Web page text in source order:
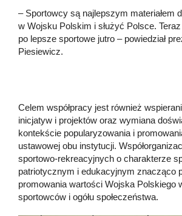
– Sportowcy są najlepszym materiałem
w Wojsku Polskim i służyć Polsce.
po lepsze sportowe jutro – powiedział
Piesiewicz.
Celem współpracy jest również
inicjatyw i projektów oraz wymiana
kontekście popularyzowania i
ustawowej obu instytucji.
sportowo-rekreacyjnych o charakterze
patriotycznym i edukacyjnym znacząco
promowania wartości Wojska Polskiego
sportowców i ogółu społeczeństwa.